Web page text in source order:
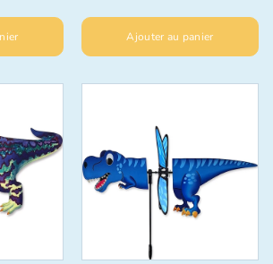
Ajouter au panier